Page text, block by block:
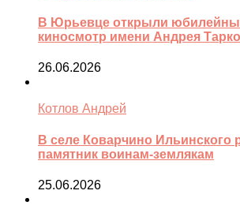
В Юрьевце открыли
киносмотр имени Андрея
26.06.2026
Котлов Андрей
В селе Коварчино Ильинского
памятник воинам-землякам
25.06.2026